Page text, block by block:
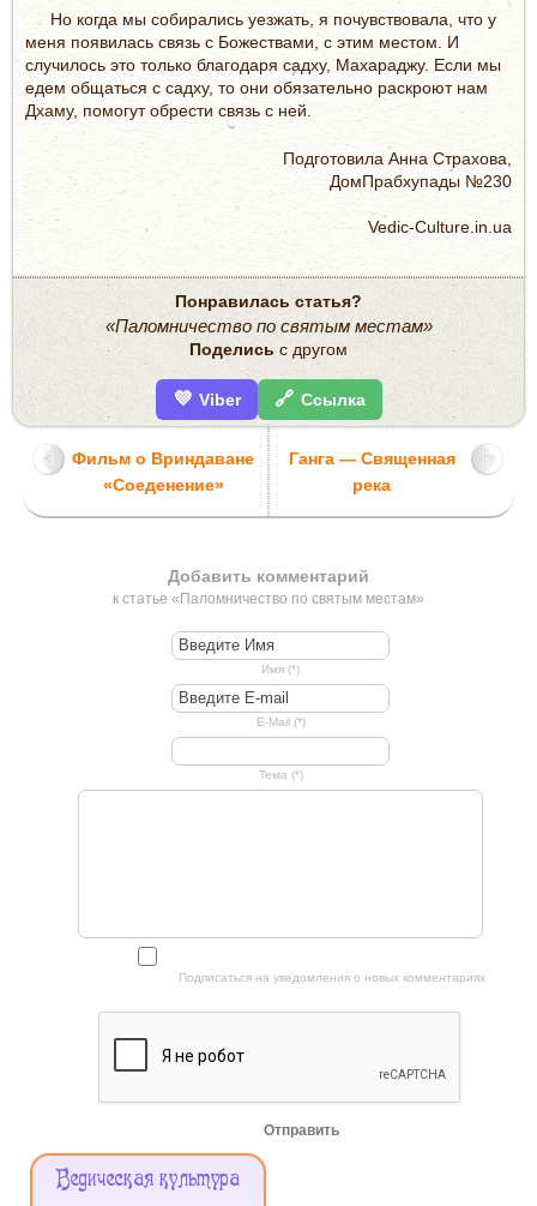
Но когда мы собирались уезжать, я почувствовала, что у
меня появилась связь с Божествами, с этим местом. И
случилось это только благодаря садху, Махараджу. Если мы
едем общаться с садху, то они обязательно раскроют нам
Дхаму, помогут обрести связь с ней.
Подготовила Анна Страхова,
ДомПрабхупады №230
Vedic-Culture.in.ua
Понравилась статья?
«Паломничество по святым местам»
Поделись с другом
💜 Viber 🔗 Ссылка
Фильм о Вриндаване
«Соеденение»
Ганга — Священная
река
Добавить комментарий
к статье «Паломничество по святым местам»
Имя (*)
E-Mail (*)
Тема (*)
Подписаться на уведомления о новых комментариях
Отправить
Меню
Ведическая культура